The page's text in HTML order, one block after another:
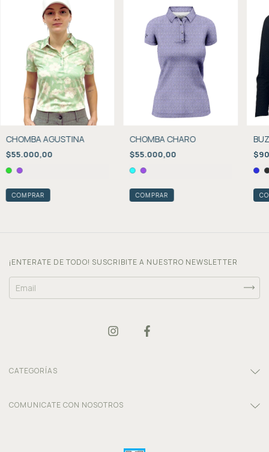
CHOMBA AGUSTINA
$55.000,00
COMPRAR
CHOMBA CHARO
$55.000,00
COMPRAR
¡ENTERATE DE TODO! SUSCRIBITE A NUESTRO NEWSLETTER
CATEGORÍAS
COMUNICATE CON NOSOTROS